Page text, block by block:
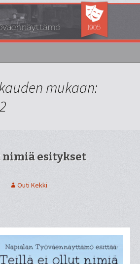
mukaan:
esitykset
Outi Kekki